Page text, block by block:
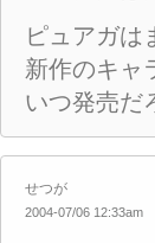
ピュアガは
新作のキャ
いつ発売だ
せつが
2004-07/06 12:33am